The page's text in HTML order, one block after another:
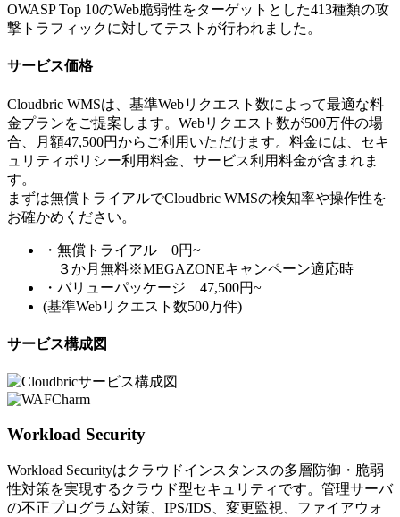
OWASP Top 10のWeb脆弱性をターゲットとした413種類の攻
撃トラフィックに対してテストが行われました。
サービス価格
Cloudbric WMSは、基準Webリクエスト数によって最適な料
金プランをご提案します。Webリクエスト数が500万件の場
合、月額47,500円からご利用いただけます。料金には、セキ
ュリティポリシー利用料金、サービス利用料金が含まれま
す。
まずは無償トライアルでCloudbric WMSの検知率や操作性を
お確かめください。
・無償トライアル 0円~
３か月無料※MEGAZONEキャンペーン適応時
・バリューパッケージ 47,500円~
(基準Webリクエスト数500万件)
サービス構成図
Workload Security
Workload Securityはクラウドインスタンスの多層防御・脆弱
性対策を実現するクラウド型セキュリティです。管理サーバ
の不正プログラム対策、IPS/IDS、変更監視、ファイアウォ